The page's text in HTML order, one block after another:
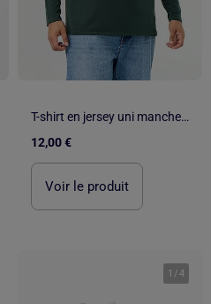
T-shirt en jersey uni manches longues
12,00 €
Voir le produit
1 /4